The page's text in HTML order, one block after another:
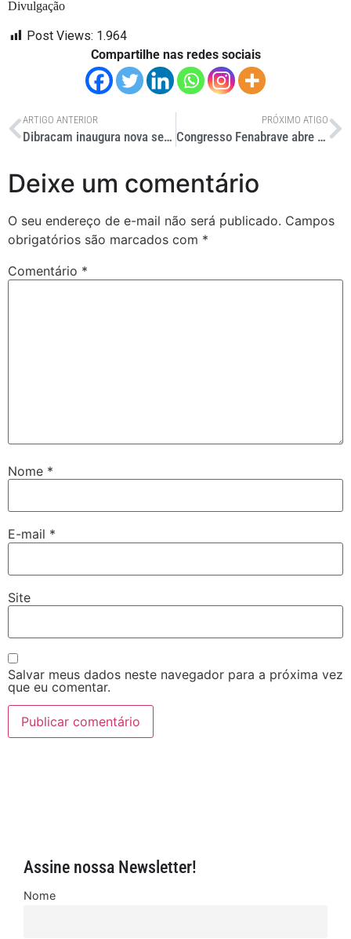
Divulgação
Post Views: 1.964
Compartilhe nas redes sociais
ARTIGO ANTERIOR
Dibracam inaugura nova sede no ABC
PRÓXIMO ATIGO
Congresso Fenabrave abre com otimismo
Deixe um comentário
O seu endereço de e-mail não será publicado. Campos
obrigatórios são marcados com *
Comentário *
Nome *
E-mail *
Site
Salvar meus dados neste navegador para a próxima vez
que eu comentar.
Assine nossa Newsletter!
Nome